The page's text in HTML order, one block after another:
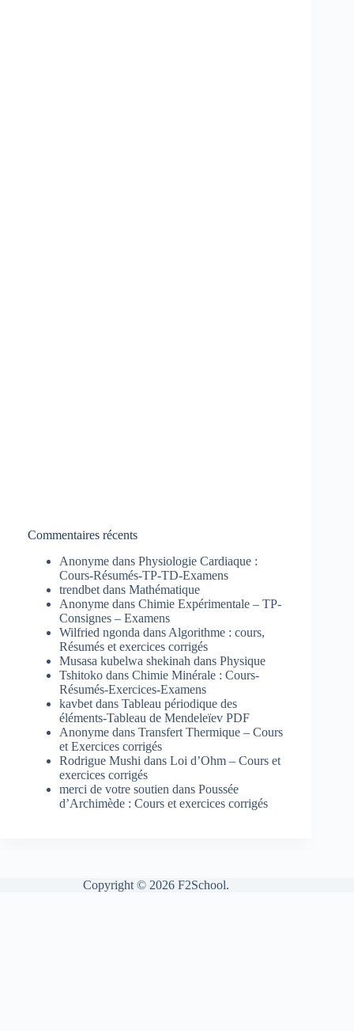
Commentaires récents
Anonyme dans Physiologie Cardiaque :
Cours-Résumés-TP-TD-Examens
trendbet dans Mathématique
Anonyme dans Chimie Expérimentale – TP-
Consignes – Examens
Wilfried ngonda dans Algorithme : cours,
Résumés et exercices corrigés
Musasa kubelwa shekinah dans Physique
Tshitoko dans Chimie Minérale : Cours-
Résumés-Exercices-Examens
kavbet dans Tableau périodique des
éléments-Tableau de Mendeleïev PDF
Anonyme dans Transfert Thermique – Cours
et Exercices corrigés
Rodrigue Mushi dans Loi d’Ohm – Cours et
exercices corrigés
merci de votre soutien dans Poussée
d’Archimède : Cours et exercices corrigés
Copyright © 2026 F2School.